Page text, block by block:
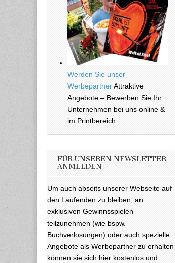
Werden Sie unser
WerbepartnerAttraktive
Angebote – Bewerben Sie Ihr
Unternehmen bei uns online &
im Printbereich
FÜR UNSEREN NEWSLETTER
ANMELDEN
Um auch abseits unserer Webseite auf
den Laufenden zu bleiben, an
exklusiven Gewinnsspielen
teilzunehmen (wie bspw.
Buchverlosungen) oder auch spezielle
Angebote als Werbepartner zu erhalten
können sie sich hier kostenlos und